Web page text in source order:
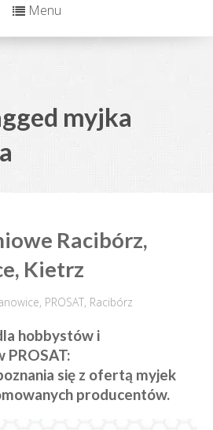
Menu
myjka
Racibórz,
Kietrz
, PROSAT, Racibórz
hobbystów i
się z ofertą myjek
producentów.